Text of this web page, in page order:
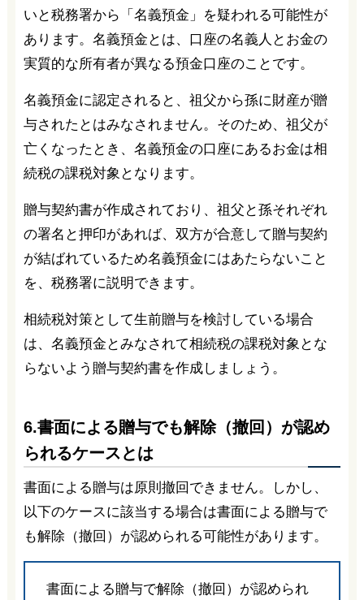
いと税務署から「名義預金」を疑われる可能性が
あります。名義預金とは、口座の名義人とお金の
実質的な所有者が異なる預金口座のことです。
名義預金に認定されると、祖父から孫に財産が贈
与されたとはみなされません。そのため、祖父が
亡くなったとき、名義預金の口座にあるお金は相
続税の課税対象となります。
贈与契約書が作成されており、祖父と孫それぞれ
の署名と押印があれば、双方が合意して贈与契約
が結ばれているため名義預金にはあたらないこと
を、税務署に説明できます。
相続税対策として生前贈与を検討している場合
は、名義預金とみなされて相続税の課税対象とな
らないよう贈与契約書を作成しましょう。
6.書面による贈与でも解除（撤回）が認め
られるケースとは
書面による贈与は原則撤回できません。しかし、
以下のケースに該当する場合は書面による贈与で
も解除（撤回）が認められる可能性があります。
書面による贈与で解除（撤回）が認められ